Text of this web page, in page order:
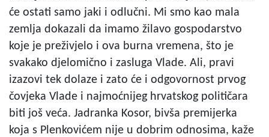
će ostati samo jaki i odlučni. Mi smo kao mala
zemlja dokazali da imamo žilavo gospodarstvo
koje je preživjelo i ova burna vremena, što je
svakako djelomično i zasluga Vlade. Ali, pravi
izazovi tek dolaze i zato će i odgovornost prvog
čovjeka Vlade i najmoćnijeg hrvatskog političara
biti još veća. Jadranka Kosor, bivša premijerka
koja s Plenkovićem nije u dobrim odnosima, kaže